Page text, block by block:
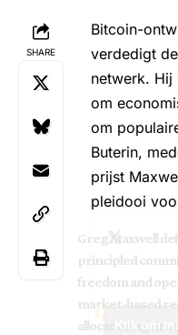
SHARE
Bitcoin-
verdedigt
netwerk. Hij
om
om
Buterin,
prijst
pleidooi
Greg Maxwell
principled
freedom and
market-based
allocation against
Klik om